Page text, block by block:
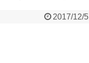
2017/12/5